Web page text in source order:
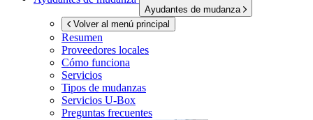
Ayudantes de mudanza
Volver al menú principal
Resumen
Proveedores locales
Cómo funciona
Servicios
Tipos de mudanzas
Servicios U-Box
Preguntas frecuentes